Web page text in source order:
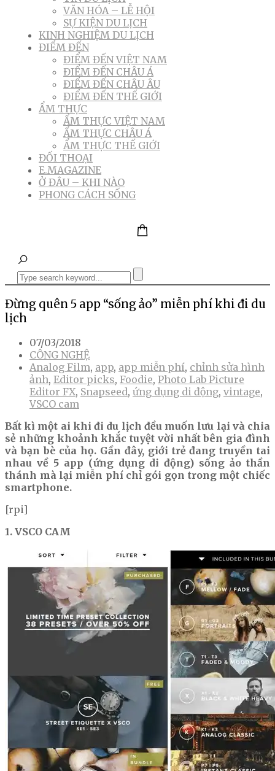
VĂN HÓA – LỄ HỘI
SỰ KIỆN DU LỊCH
KINH NGHIỆM DU LỊCH
ĐIỂM ĐẾN
ĐIỂM ĐẾN VIỆT NAM
ĐIỂM ĐẾN CHÂU Á
ĐIỂM ĐẾN CHÂU ÂU
ĐIỂM ĐẾN THẾ GIỚI
ẨM THỰC
ẨM THỰC VIỆT NAM
ẨM THỰC CHÂU Á
ẨM THỰC THẾ GIỚI
ĐỐI THOẠI
E.MAGAZINE
Ở ĐÂU – KHI NÀO
PHONG CÁCH SỐNG
Đừng quên 5 app “sống ảo” miễn phí khi đi du
lịch
07/03/2018
CÔNG NGHỆ
Analog Film, app, app miễn phí, chỉnh sửa hình
ảnh, Editor picks, Foodie, Photo Lab Picture
Editor FX, Snapseed, ứng dụng di động, vintage,
VSCO cam
Bất kì một ai khi đi du lịch đều muốn lưu lại và chia
sẻ những khoảnh khắc tuyệt vời nhất bên gia đình
và bạn bè của họ. Gần đây, giới trẻ đang truyền tai
nhau về 5 app (ứng dụng di động) sống ảo thần
thánh mà lại miễn phí chỉ gói gọn trong một chiếc
smartphone.
[rpi]
1. VSCO CAM